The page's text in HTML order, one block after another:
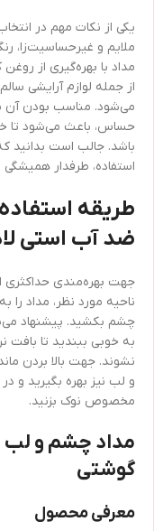
یکی از نکات مهم در
ملایم و غیرحساسیت‌زا،
مداد با بهره‌گیری از
از جمله لوازم آرایشی
می‌شود. مناسب بودن آن
حساس، باعث می‌شود تا
باشد. جالب است بدانید
استفاده، طرفدار
طریقه
ضد آب استی
جهت بهره‌مندی حداکثری
ناحیه مورد نظر، مداد
چشم بکشید. پیشنهاد
به خوبی ببندید تا بافت
نشوند. جهت بالا بردن
و لب نیز بهره بگیرید و
مخصوص نوک بزنید.
مداد چشم و لب
گوشتی
معرفی محصول